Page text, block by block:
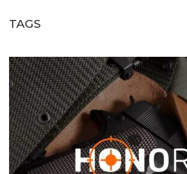
a
a
a
l
l
a
M
i
TAGS